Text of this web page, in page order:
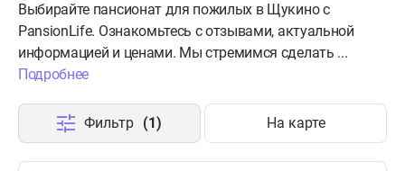
Выбирайте пансионат для пожилых в Щукино с
PansionLife. Ознакомьтесь с отзывами, актуальной
информацией и ценами. Мы стремимся сделать ...
Подробнее
Фильтр (1) На карте